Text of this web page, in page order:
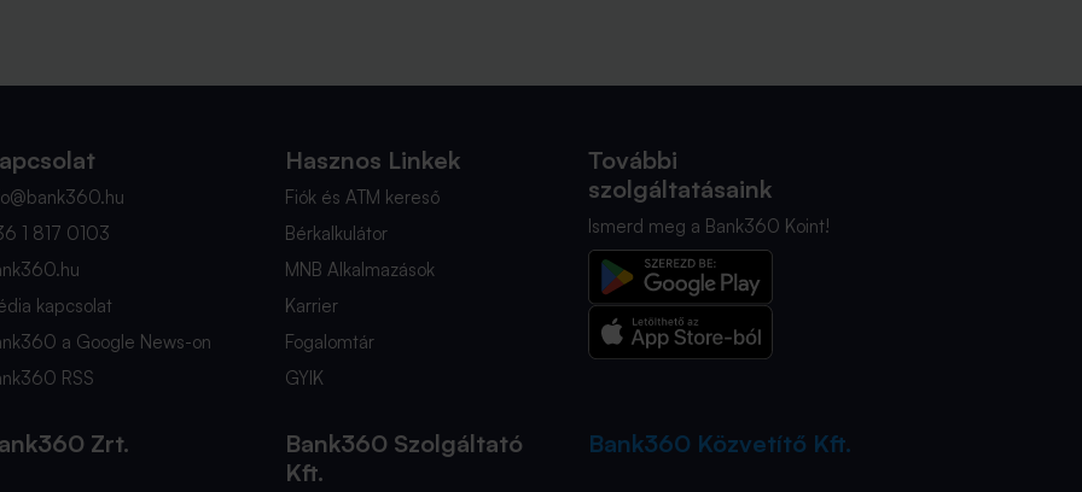
1 817 0103
kapcsolat
a Google News-on
RSS
Hasznos Linkek
Fiók és ATM kereső
Bérkalkulátor
MNB Alkalmazások
Karrier
Fogalomtár
GYIK
További
szolgáltatásaink
Ismerd meg a Bank360 Koint!
Zrt.
Bank360 Szolgáltató
Kft.
Bank360 Közvetítő Kft.